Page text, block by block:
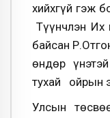
хийхгүй гэж
Түүнчлэн Их
байсан
өндөр
тухай ойрын
Улсын